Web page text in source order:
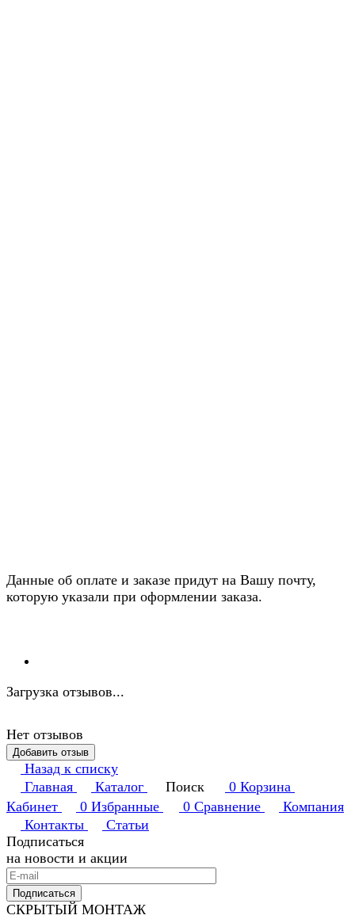
Данные об оплате и заказе придут на Вашу почту,
которую указали при оформлении заказа.
Загрузка отзывов...
Нет отзывов
Добавить отзыв
Назад к списку
Главная
Каталог Поиск 0 Корзина
Кабинет
0 Избранные 0 Сравнение
Компания
Контакты
Статьи
Подписаться
на новости и акции
Подписаться
СКРЫТЫЙ МОНТАЖ